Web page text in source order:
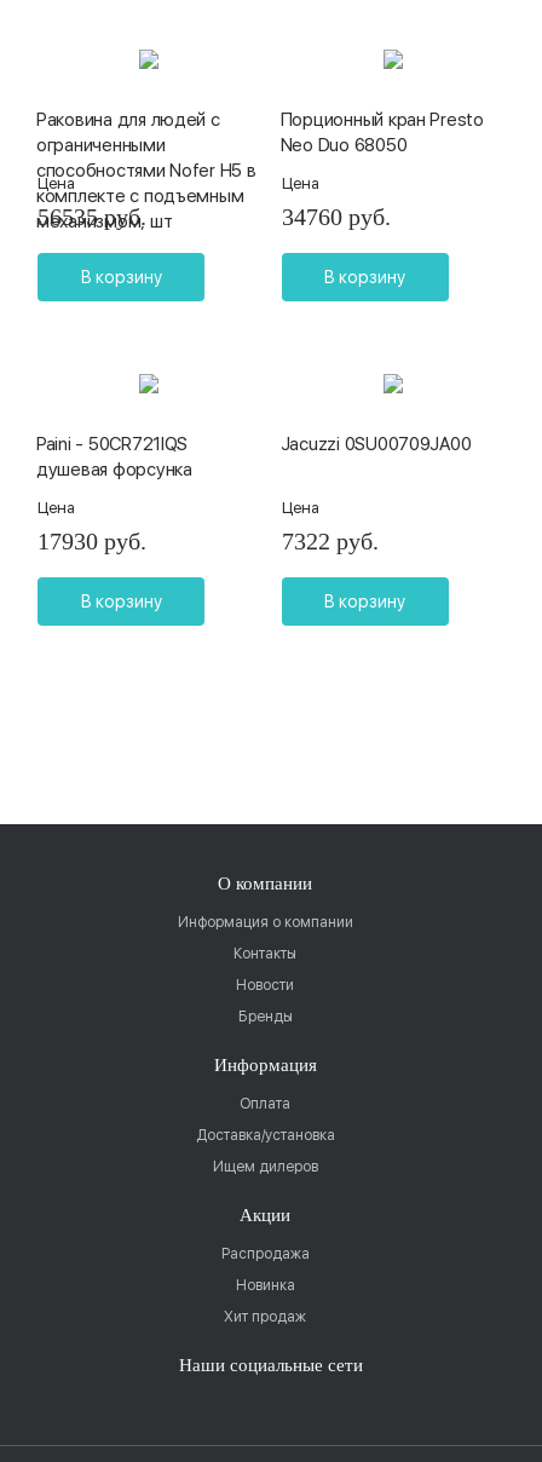
Раковина для людей с
ограниченными
способностями Nofer H5 в
комплекте с подъемным
механизмом, шт
Цена
56535 руб.
В корзину
Порционный кран Presto
Neo Duo 68050
Цена
34760 руб.
В корзину
Paini - 50CR721IQS
душевая форсунка
Цена
17930 руб.
В корзину
Jacuzzi 0SU00709JA00
Цена
7322 руб.
В корзину
О компании
Информация о компании
Контакты
Новости
Бренды
Информация
Оплата
Доставка/установка
Ищем дилеров
Акции
Распродажа
Новинка
Хит продаж
Наши социальные сети